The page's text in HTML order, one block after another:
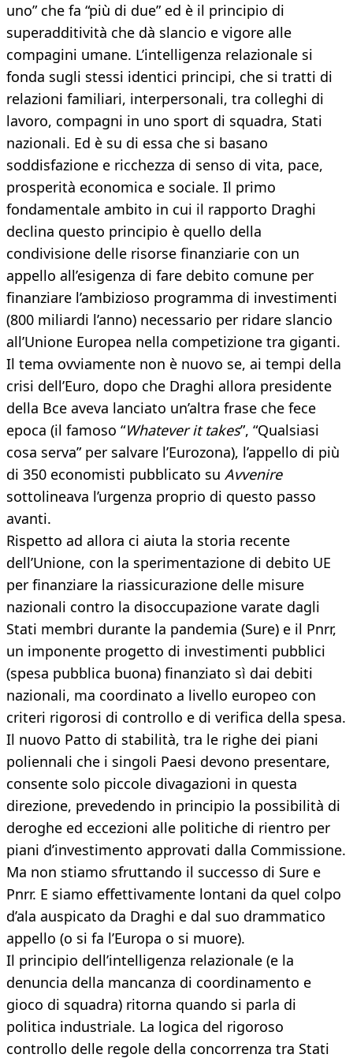
uno” che fa “più di due” ed è il principio di
superadditività che dà slancio e vigore alle
compagini umane. L’intelligenza relazionale si
fonda sugli stessi identici principi, che si tratti di
relazioni familiari, interpersonali, tra colleghi di
lavoro, compagni in uno sport di squadra, Stati
nazionali. Ed è su di essa che si basano
soddisfazione e ricchezza di senso di vita, pace,
prosperità economica e sociale. Il primo
fondamentale ambito in cui il rapporto Draghi
declina questo principio è quello della
condivisione delle risorse finanziarie con un
appello all’esigenza di fare debito comune per
finanziare l’ambizioso programma di investimenti
(800 miliardi l’anno) necessario per ridare slancio
all’Unione Europea nella competizione tra giganti.
Il tema ovviamente non è nuovo se, ai tempi della
crisi dell’Euro, dopo che Draghi allora presidente
della Bce aveva lanciato un’altra frase che fece
epoca (il famoso “Whatever it takes”, “Qualsiasi
cosa serva” per salvare l’Eurozona), l’appello di più
di 350 economisti pubblicato su Avvenire
sottolineava l’urgenza proprio di questo passo
avanti.
Rispetto ad allora ci aiuta la storia recente
dell’Unione, con la sperimentazione di debito UE
per finanziare la riassicurazione delle misure
nazionali contro la disoccupazione varate dagli
Stati membri durante la pandemia (Sure) e il Pnrr,
un imponente progetto di investimenti pubblici
(spesa pubblica buona) finanziato sì dai debiti
nazionali, ma coordinato a livello europeo con
criteri rigorosi di controllo e di verifica della spesa.
Il nuovo Patto di stabilità, tra le righe dei piani
poliennali che i singoli Paesi devono presentare,
consente solo piccole divagazioni in questa
direzione, prevedendo in principio la possibilità di
deroghe ed eccezioni alle politiche di rientro per
piani d’investimento approvati dalla Commissione.
Ma non stiamo sfruttando il successo di Sure e
Pnrr. E siamo effettivamente lontani da quel colpo
d’ala auspicato da Draghi e dal suo drammatico
appello (o si fa l’Europa o si muore).
Il principio dell’intelligenza relazionale (e la
denuncia della mancanza di coordinamento e
gioco di squadra) ritorna quando si parla di
politica industriale. La logica del rigoroso
controllo delle regole della concorrenza tra Stati